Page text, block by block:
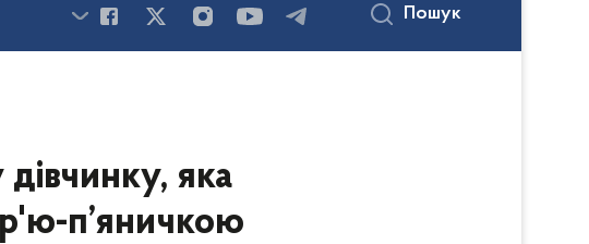
Пошук
дівчинку, яка
п’яничкою